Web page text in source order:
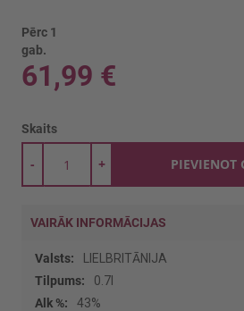
Pērc 1
gab.
61,99 €
Skaits
+
- PIEVIENOT
VAIRĀK INFORMĀCIJAS
Vairāk
informācijas
LIELBRITĀNIJA
0.7l
43%